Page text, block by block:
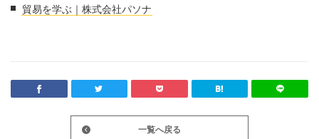
貿易を学ぶ｜株式会社パソナ
一覧へ戻る